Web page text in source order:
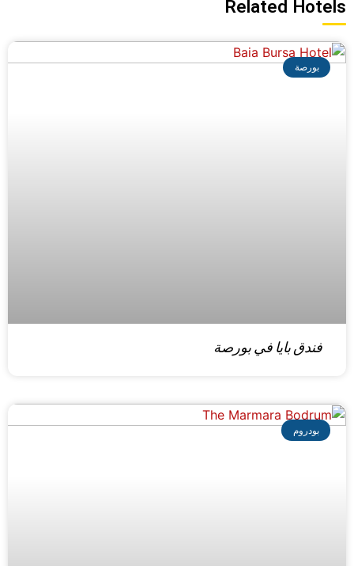
Related Hotels
بورصة
فندق بايا في بورصة
بودروم